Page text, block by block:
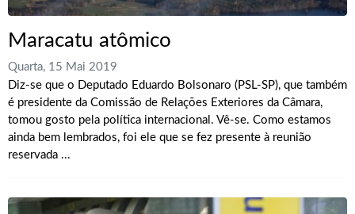
Maracatu atômico
Quarta, 15 Mai 2019
Diz-se que o Deputado Eduardo Bolsonaro (PSL-SP), que também
é presidente da Comissão de Relações Exteriores da Câmara,
tomou gosto pela política internacional. Vê-se. Como estamos
ainda bem lembrados, foi ele que se fez presente à reunião
reservada ...